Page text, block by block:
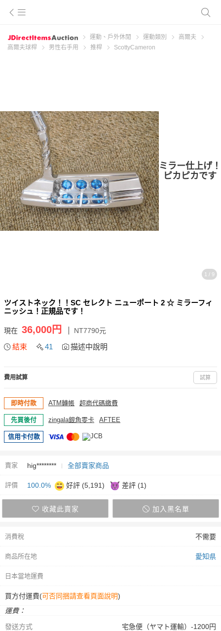
運動、戶外休閒 運動類別
高爾夫
高爾夫球桿
男性右手用 推桿 ScottyCameron
1 / 9
ミラー仕上げ！
ピカピカです
ツイストネック！！SC セレクト ニューポート 2 ☆ ミラーフィ
ニッシュ！正規品です！
現在 36,000円 NT7790元
結束 41 描述中說明
費用試算 試算
即時付款 ATM轉帳 超商代碼繳費
先買後付 zingala銀角零卡 AFTEE
信用卡付款
賣家 hig******** 全部賣家商品
評價 100.0% 好評 (5,191) 差評 (1)
收藏此賣家 加入黑名單
消費稅 不需要
商品所在地 愛知県
日本當地運費
買方付運費(可否同捆請查看頁面說明)
運費：
發送方式
宅急便（ヤマト運輸）-1200円